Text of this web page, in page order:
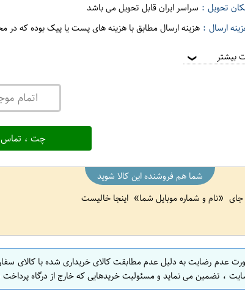
تحویل : سراسر ایران قابل تحویل می باشد
ارسال : هزینه ارسال مطابق با هزینه های پست یا پیک بوده که در
بیشتر ❯
اتمام
چت ، تماس
شما هم فروشنده این کالا شوید
جای
نام و شماره موبایل شما اینجا خالیست
عدم رضایت به دلیل عدم مطابقت کالای خریداری شده با کالای
، تضمین می نماید و مسئولیت خریدهایی که خارج از درگاه